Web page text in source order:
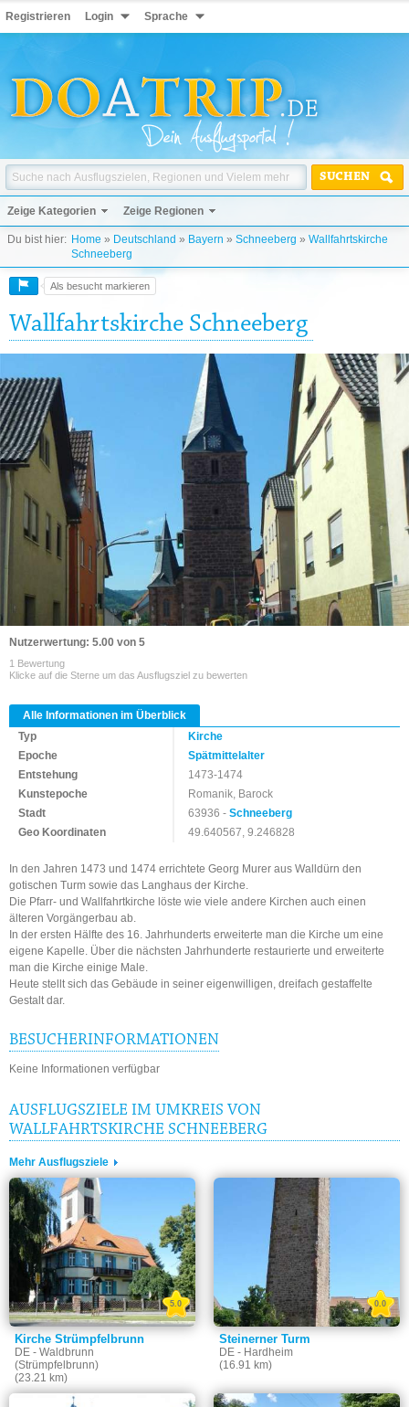
Registrieren Login Sprache
SUCHEN
Zeige Kategorien Zeige Regionen
Du bist hier: Home » Deutschland » Bayern » Schneeberg » Wallfahrtskirche
Schneeberg
Als besucht markieren
Wallfahrtskirche Schneeberg
Nutzerwertung: 5.00 von 5
1 Bewertung
Klicke auf die Sterne um das Ausflugsziel zu bewerten
Alle Informationen im Überblick
Typ
Kirche
Epoche
Spätmittelalter
Entstehung
1473-1474
Kunstepoche
Romanik, Barock
Stadt
63936 -Schneeberg
Geo Koordinaten
49.640567, 9.246828
In den Jahren 1473 und 1474 errichtete Georg Murer aus Walldürn den
gotischen Turm sowie das Langhaus der Kirche.
Die Pfarr- und Wallfahrtkirche löste wie viele andere Kirchen auch einen
älteren Vorgängerbau ab.
In der ersten Hälfte des 16. Jahrhunderts erweiterte man die Kirche um eine
eigene Kapelle. Über die nächsten Jahrhunderte restaurierte und erweiterte
man die Kirche einige Male.
Heute stellt sich das Gebäude in seiner eigenwilligen, dreifach gestaffelte
Gestalt dar.
BESUCHERINFORMATIONEN
Keine Informationen verfügbar
AUSFLUGSZIELE IM UMKREIS VON
WALLFAHRTSKIRCHE SCHNEEBERG
Mehr Ausflugsziele
Kirche Strümpfelbrunn
DE - Waldbrunn
(Strümpfelbrunn)
(23.21 km)
5.0
Steinerner Turm
DE - Hardheim
(16.91 km)
0.0